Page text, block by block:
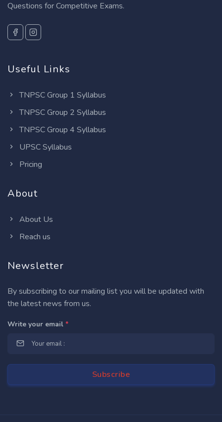
Questions for Competitive Exams.
Useful Links
TNPSC Group 1 Syllabus
TNPSC Group 2 Syllabus
TNPSC Group 4 Syllabus
UPSC Syllabus
Pricing
About
About Us
Reach us
Newsletter
By subscribing to our mailing list you will be updated with
the latest news from us.
Write your email *